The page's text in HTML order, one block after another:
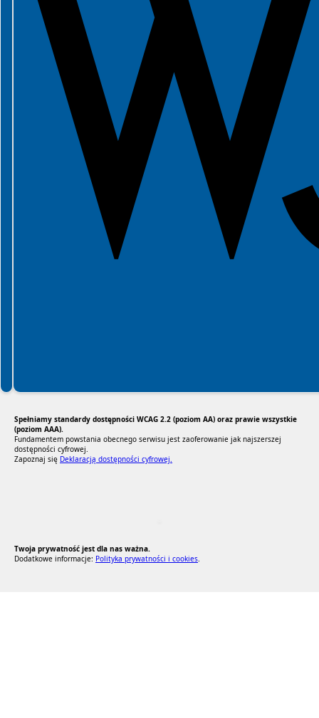
Spełniamy standardy dostępności WCAG 2.2 (poziom AA) oraz prawie wszystkie
(poziom AAA).
Fundamentem powstania obecnego serwisu jest zaoferowanie jak najszerszej
dostępności cyfrowej.
Zapoznaj się Deklaracją dostępności cyfrowej.
Twoja prywatność jest dla nas ważna.
Dodatkowe informacje: Polityka prywatności i cookies.